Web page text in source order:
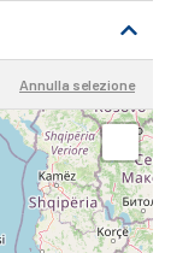
Annulla selezione